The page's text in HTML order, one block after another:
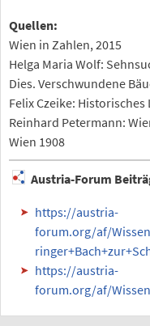
Quellen:
Wien in Zahlen, 2015
Helga Maria Wolf:
Dies. Verschwundene
Felix Czeike: Historisches
Reinhard Petermann:
Wien 1908
Austria-Forum
https://austria-
forum.org/af/
https://austria-
forum.org/af/